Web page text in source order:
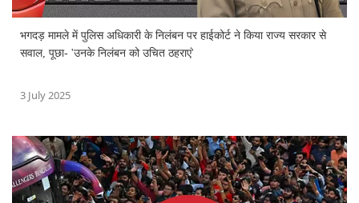
भगदड़ मामले में पुलिस अधिकारी के निलंबन पर हाईकोर्ट ने किया राज्य सरकार से
सवाल, पूछा- 'उनके निलंबन को उचित ठहराएं'
3 July 2025